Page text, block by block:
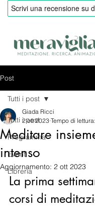
Post
Tutti i post
Programma
Eventi
Libreria
Tutti i post
Meditare
intenso
Giada Ricci
2 ott 2023 Tempo di
Aggiornamento: 2 ott 2023
La prima
corsi di